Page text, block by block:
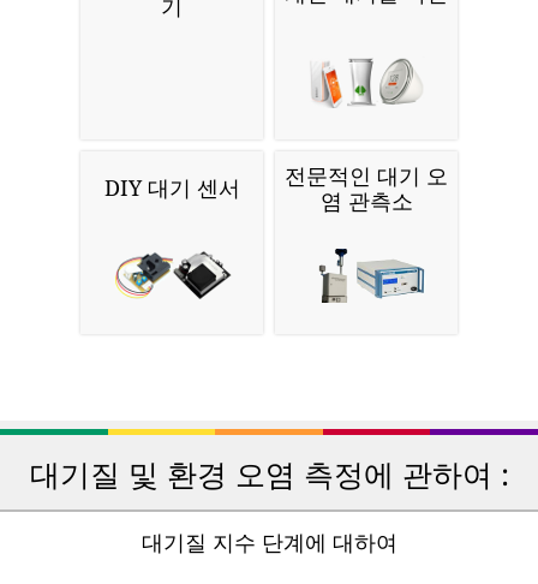
기
DIY 대기 센서
전문적인 대기 오
염 관측소
대기질 및 환경 오염 측정에 관하여 :
대기질 지수 단계에 대하여